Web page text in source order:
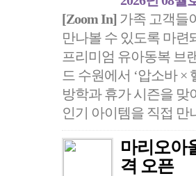
[Zoom In] 가족 고객들
만나볼 수 있도록 마
프리미엄 유아동복 브
드 수원에서 ‘압소바 ×
방학과 휴가 시즌을 맞
인기 아이템을 직접 만
마리오아
격 오픈